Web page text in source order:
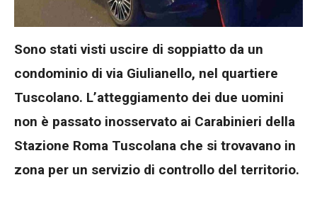
Sono stati visti uscire di soppiatto da un
condominio di via Giulianello, nel quartiere
Tuscolano. L’atteggiamento dei due uomini
non è passato inosservato ai Carabinieri della
Stazione Roma Tuscolana che si trovavano in
zona per un servizio di controllo del territorio.